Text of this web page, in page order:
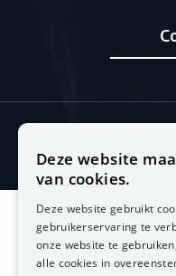
Sitemap
© 2026
Deze website
van cookies.
Deze website gebruikt
gebruikerservaring te
onze website te
alle cookies in